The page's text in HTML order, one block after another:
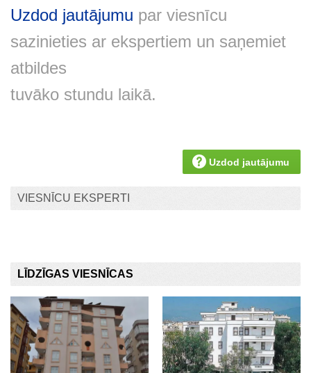
Uzdod jautājumu par viesnīcu
sazinieties ar ekspertiem un saņemiet
atbildes
tuvāko stundu laikā.
Uzdod jautājumu
VIESNĪCU EKSPERTI
LĪDZĪGAS VIESNĪCAS